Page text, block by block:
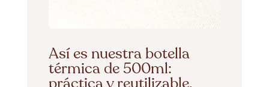
Así es nuestra botella
térmica de 500ml: